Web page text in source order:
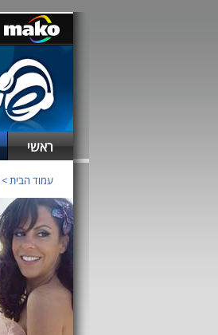
ראשי
עמוד הבית>